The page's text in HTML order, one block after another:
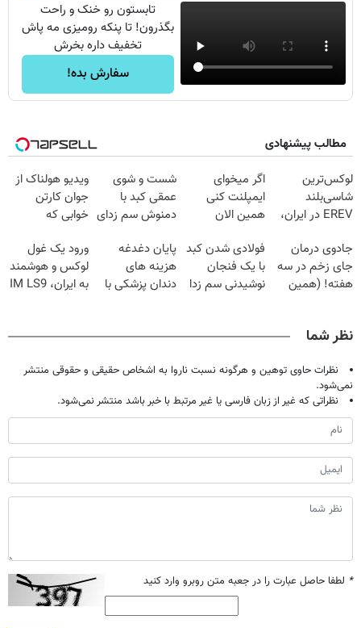
تابستون رو خنک و راحت
بگذرون! تا پنکه رومیزی مه پاش
تخفیف داره بخرش
سفارش بده!
مطالب پیشنهادی
لوکس‌ترین
شاسی‌بلند
EREV در ایران،
رونمایی شد!
اگر میخوای
ایمپلنت کنی
همین الان
۲۵ میلیون
تومان!!!
شست و شوی
عمقی کبد با
دمنوش سم زدای
ویدیو هولناک از
جوان کارتن
خوابی که
آموزش رایگان
جادوی درمان
جای زخم در سه
هفته! (همین
فولادی شدن کبد
با یک فنجان
نوشیدنی سم زدا
پایان دغدغه
هزینه های
دندان پزشکی با
ورود یک غول
لوکس و هوشمند
به ایران، IM LS9
نظر شما
نظرات حاوی توهین و هرگونه نسبت ناروا به اشخاص حقیقی و حقوقی منتشر
نمی‌شود.
نظراتی که غیر از زبان فارسی یا غیر مرتبط با خبر باشد منتشر نمی‌شود.
* لطفا حاصل عبارت را در جعبه متن روبرو وارد کنید